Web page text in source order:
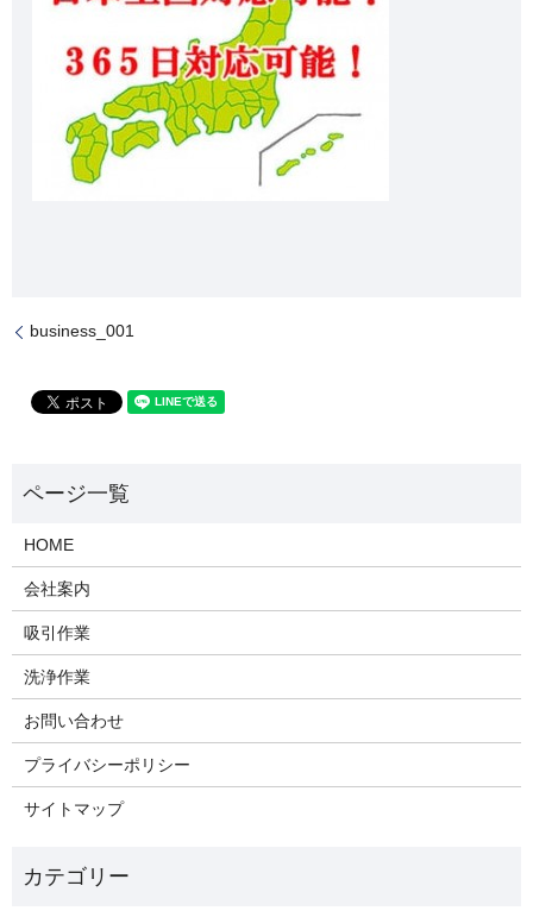
business_001
HOME
会社案内
吸引作業
洗浄作業
お問い合わせ
プライバシーポリシー
サイトマップ